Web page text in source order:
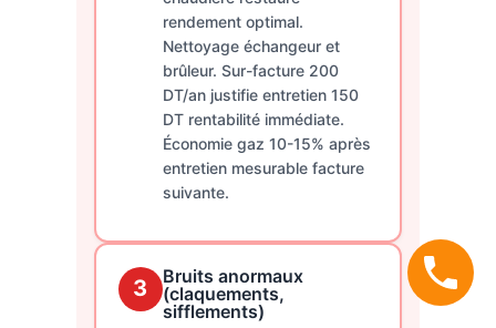
rendement optimal.
Nettoyage échangeur et
brûleur. Sur-facture 200
DT/an justifie entretien 150
DT rentabilité immédiate.
Économie gaz 10-15% après
entretien mesurable facture
suivante.
3
Bruits anormaux
(claquements,
sifflements)